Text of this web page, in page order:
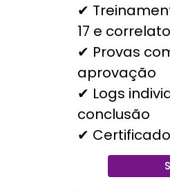
✔
17 e
✔ Provas
aprovação
✔ Logs
conclusão
✔